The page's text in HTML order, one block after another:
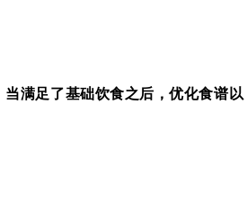
当满足了基础饮食之后，优化食谱以